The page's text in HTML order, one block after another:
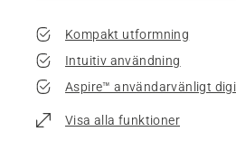
Kompakt utformning
Intuitiv användning
Aspire™ användarvänligt
Visa alla funktioner